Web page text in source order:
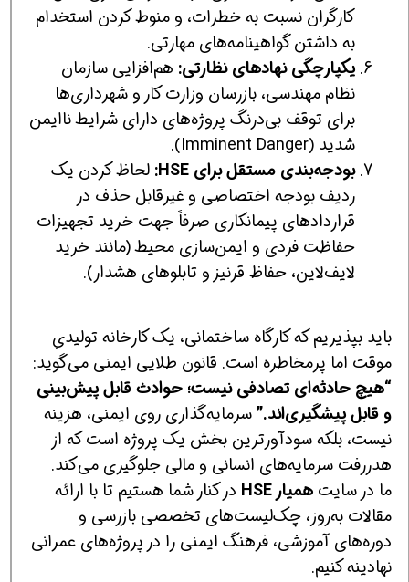
کارگران نسبت به خطرات، و منوط کردن استخدام
به داشتن گواهینامه‌های مهارتی.
یکپارچگی نهادهای نظارتی: هم‌افزایی سازمان
نظام مهندسی، بازرسان وزارت کار و شهرداری‌ها
برای توقف بی‌درنگ پروژه‌های دارای شرایط ناایمن
شدید (Imminent Danger).
بودجه‌بندی مستقل برای HSE:
لحاظ کردن یک
ردیف بودجه اختصاصی و غیرقابل حذف در
قراردادهای پیمانکاری صرفاً جهت خرید تجهیزات
حفاظت فردی و ایمن‌سازی محیط (مانند خرید
لایف‌لاین، حفاظ قرنیز و تابلوهای هشدار).
باید بپذیریم که کارگاه ساختمانی، یک کارخانه تولیدیِ
موقت اما پرمخاطره است. قانون طلایی ایمنی می‌گوید:
“هیچ حادثه‌ای تصادفی نیست؛ حوادث قابل پیش‌بینی
و قابل پیشگیری‌اند.”سرمایه‌گذاری روی ایمنی، هزینه
نیست، بلکه سودآورترین بخش یک پروژه است که از
هدررفت سرمایه‌های انسانی و مالی جلوگیری می‌کند.
ما در سایت همیار HSE
در کنار شما هستیم تا با ارائه
مقالات به‌روز، چک‌لیست‌های تخصصی بازرسی و
دوره‌های آموزشی، فرهنگ ایمنی را در پروژه‌های عمرانی
نهادینه کنیم.